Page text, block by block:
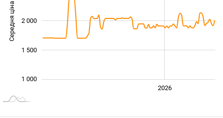
Середня ціна 1 200
1 000
2 000
1 500
2026